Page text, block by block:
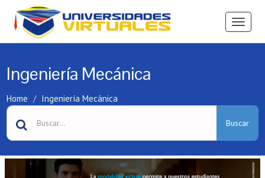
Ver
Ingeniería Mecánica
Home Ingeniería Mecánica
Buscar